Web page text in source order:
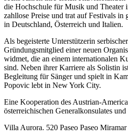
die Hochschule für Musik und Theater
zahllose Preise und trat auf Festivals in
in Deutschland, Österreich und Italien.
Als begeisterte Unterstützerin
Gründungsmitglied einer neuen
widmet, die an einem internationalen
sind. Neben ihrer Karriere als Solistin
Begleitung für Sänger und spielt in
Popovic lebt in New York City.
Eine Kooperation des Austrian-
österreichischen Generalkonsulates
Villa Aurora. 520 Paseo Paseo Miramar